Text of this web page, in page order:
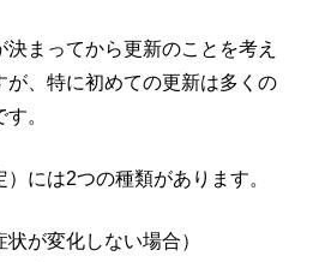
まってから更新のことを考え
が、特に初めての更新は多くの
。
には2つの種類があります。
が変化しない場合）